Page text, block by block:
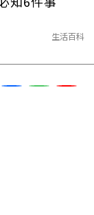
生活百科